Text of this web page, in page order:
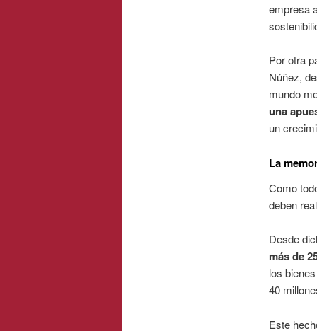
empresa
Por otra
Núñez,
mundo
una
un
La
Como
deben
Desde
más de
los
40
Este